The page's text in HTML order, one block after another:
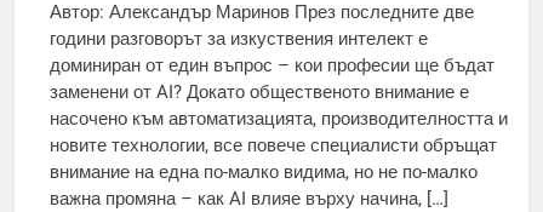
Автор: Александър Маринов През последните две
години разговорът за изкуствения интелект е
доминиран от един въпрос – кои професии ще бъдат
заменени от AI? Докато общественото внимание е
насочено към автоматизацията, производителността и
новите технологии, все повече специалисти обръщат
внимание на една по-малко видима, но не по-малко
важна промяна – как AI влияе върху начина, […]